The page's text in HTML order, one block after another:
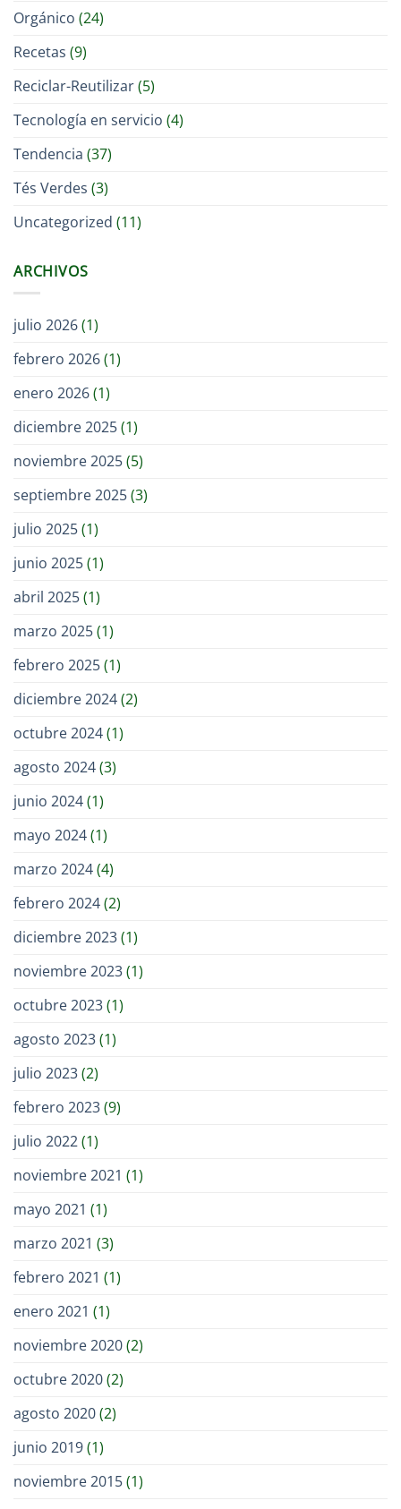
Orgánico (24)
Recetas (9)
Reciclar-Reutilizar(5)
Tecnología en servicio (4)
Tendencia (37)
Tés Verdes (3)
Uncategorized (11)
ARCHIVOS
julio 2026(1)
febrero 2026(1)
enero 2026(1)
diciembre 2025(1)
noviembre 2025(5)
septiembre 2025(3)
julio 2025(1)
junio 2025(1)
abril 2025(1)
marzo 2025(1)
febrero 2025(1)
diciembre 2024(2)
octubre 2024(1)
agosto 2024(3)
junio 2024(1)
mayo 2024(1)
marzo 2024(4)
febrero 2024(2)
diciembre 2023(1)
noviembre 2023(1)
octubre 2023(1)
agosto 2023(1)
julio 2023(2)
febrero 2023(9)
julio 2022(1)
noviembre 2021 (1)
mayo 2021 (1)
marzo 2021 (3)
febrero 2021 (1)
enero 2021 (1)
noviembre 2020(2)
octubre 2020(2)
agosto 2020(2)
junio 2019(1)
noviembre 2015(1)